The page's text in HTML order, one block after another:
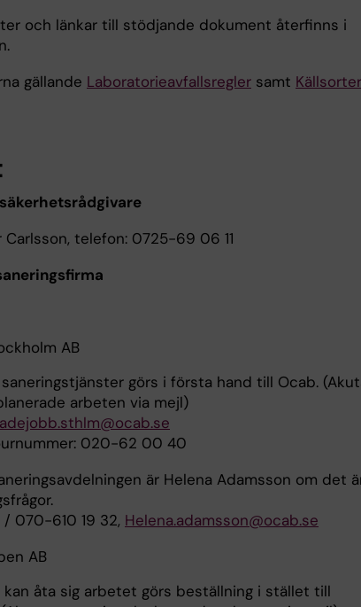
och länkar till stödjande dokument återfinns i
gällande Laboratorieavfallsregler samt
telefon: 0725-69 06 11
AB
görs i första hand till Ocab.
arbeten via mejl)
020-62 00 40
är Helena Adamsson om det
/ 070-610 19 32, Helena.adamsson@ocab.se
AB
kan åta sig arbetet görs beställning i stället till